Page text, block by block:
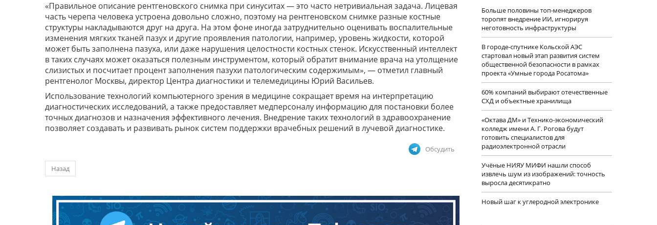
«Правильное описание рентгеновского снимка при синуситах — это часто нетривиальная задача. Лицевая
часть черепа человека устроена довольно сложно, поэтому на рентгеновском снимке разные костные
структуры накладываются друг на друга. На этом фоне иногда затруднительно оценивать воспалительные
изменения мягких тканей пазух и другие проявления патологии, например, уровень жидкости, которой
может быть заполнена пазуха, или даже нарушения целостности костных стенок. Искусственный интеллект
в таких случаях может оказаться полезным инструментом, который обратит внимание врача на утолщение
слизистых и посчитает процент заполнения пазухи патологическим содержимым», — отметил главный
рентгенолог Москвы, директор Центра диагностики и телемедицины Юрий Васильев.
Использование технологий компьютерного зрения в медицине сокращает время на интерпретацию
диагностических исследований, а также предоставляет медперсоналу информацию для постановки более
точных диагнозов и назначения эффективного лечения. Внедрение таких технологий в здравоохранение
позволяет создавать и развивать рынок систем поддержки врачебных решений в лучевой диагностике.
Обсудить
Назад
Больше половины топ-менеджеров
торопят внедрение ИИ, игнорируя
неготовность инфраструктуры
В городе-спутнике Кольской АЭС
стартовал новый этап развития систем
общественной безопасности в рамках
проекта «Умные города Росатома»
60% компаний выбирают отечественные
СХД и объектные хранилища
«Октава ДМ» и Технико-экономический
колледж имени А. Г. Рогова будут
готовить специалистов для
радиоэлектронной отрасли
Учëные НИЯУ МИФИ нашли способ
извлечь шум из изображений: точность
выросла десятикратно
Новый шаг к углеродной электронике